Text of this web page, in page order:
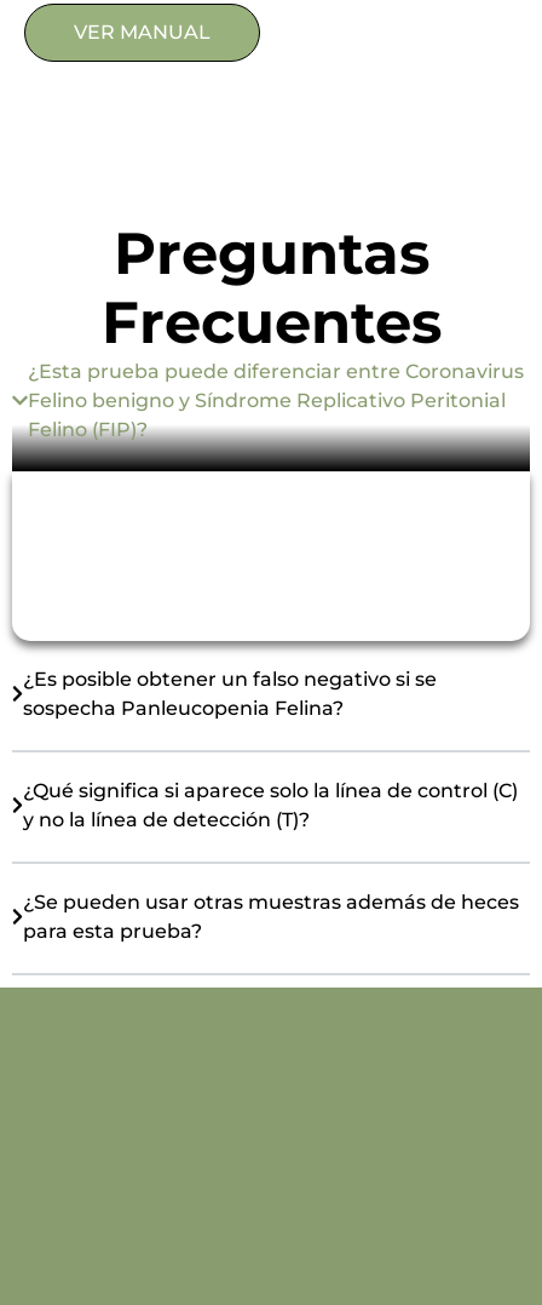
VER MANUAL
Preguntas
Frecuentes
¿Esta prueba puede diferenciar entre Coronavirus
Felino benigno y Síndrome Replicativo Peritonial
Felino (FIP)?
¿Es posible obtener un falso negativo si se
sospecha Panleucopenia Felina?
¿Qué significa si aparece solo la línea de control (C)
y no la línea de detección (T)?
¿Se pueden usar otras muestras además de heces
para esta prueba?